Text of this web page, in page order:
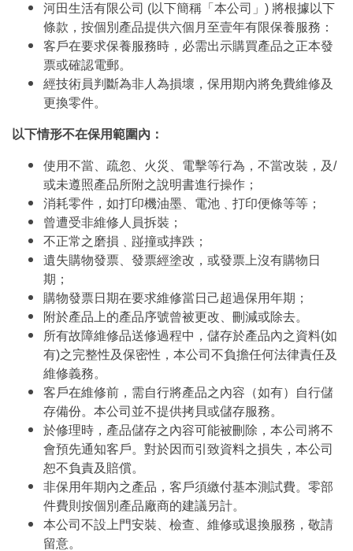
河田生活有限公司 (以下簡稱「本公司」) 將根據以下
條款，按個別產品提供六個月至壹年有限保養服務：
客戶在要求保養服務時，必需出示購買產品之正本發
票或確認電郵。
經技術員判斷為非人為損壞，保用期內將免費維修及
更換零件。
以下情形不在保用範圍內：
使用不當、疏忽、火災、電擊等行為，不當改裝，及/
或未遵照產品所附之說明書進行操作；
消耗零件，如打印機油墨、電池﹑打印便條等等；
曾遭受非維修人員拆裝；
不正常之磨損﹑踫撞或摔跌；
遺失購物發票、發票經塗改，或發票上沒有購物日
期；
購物發票日期在要求維修當日己超過保用年期；
附於產品上的產品序號曾被更改、刪減或除去。
所有故障維修品送修過程中，儲存於產品內之資料(如
有)之完整性及保密性，本公司不負擔任何法律責任及
維修義務。
客戶在維修前，需自行將產品之內容（如有）自行儲
存備份。本公司並不提供拷貝或儲存服務。
於修理時，產品儲存之內容可能被刪除，本公司將不
會預先通知客戶。對於因而引致資料之損失，本公司
恕不負責及賠償。
非保用年期內之產品，客戶須繳付基本測試費。零部
件費則按個別產品廠商的建議另計。
本公司不設上門安裝、檢查、維修或退換服務，敬請
留意。